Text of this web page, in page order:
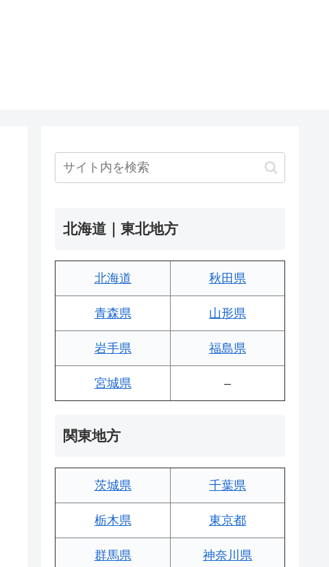
北海道｜東北地方
北海道 秋田県
青森県 山形県
岩手県 福島県
宮城県 –
関東地方
茨城県 千葉県
栃木県 東京都
群馬県 神奈川県